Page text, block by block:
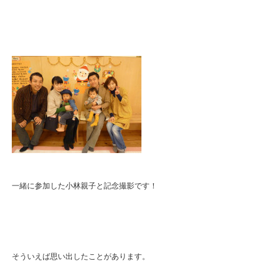
一緒に参加した小林親子と記念撮影です！
そういえば思い出したことがあります。